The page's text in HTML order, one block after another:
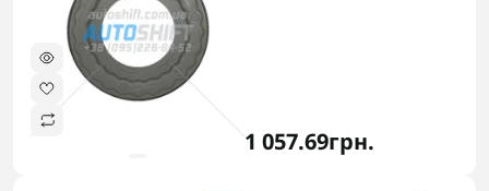
1 057.69грн.